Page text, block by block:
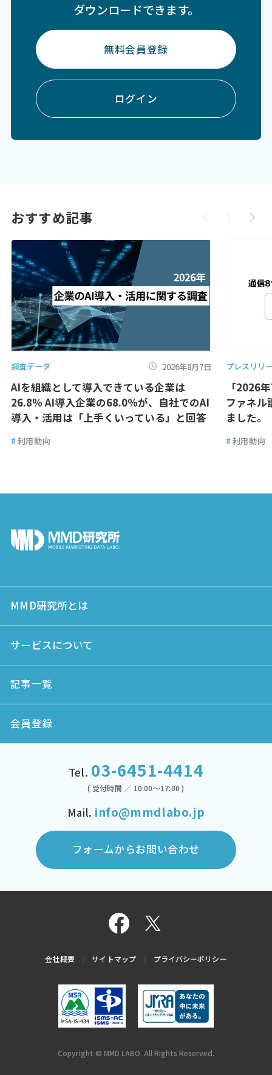
ダウンロードできます。
無料会員登録
ログイン
おすすめ記事
調査データ 2026年8月7日
AIを組織として導入できている企業は
26.8％ AI導入企業の68.0％が、自社でのAI
導入・活用は「上手くいっている」と回答
# 利用動向
プレスリリ
「2026
ファネル
ました。
# 利用動向
MMD研究所とは
サービスについて
記事一覧
会員登録
Tel. 03-6451-4414
( 受付時間 ／ 10:00～17:00 )
Mail. info@mmdlabo.jp
フォームからお問い合わせ
会社概要 サイトマップ プライバシーポリシー
Copyright © MMD LABO. All Rights Reserved.